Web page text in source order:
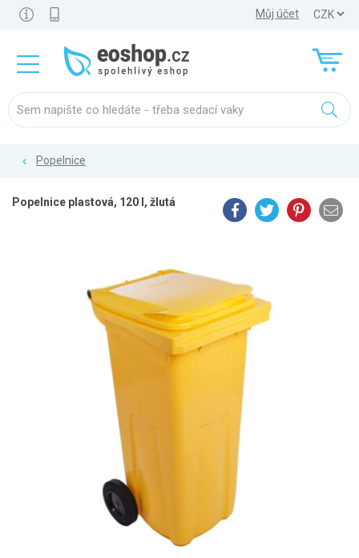
Můj účet
Popelnice
Popelnice plastová, 120 l, žlutá